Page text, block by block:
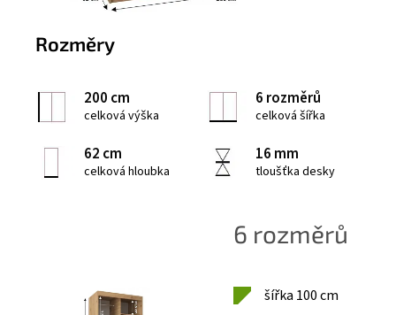
Rozměry
200 cm
celková výška
6 rozměrů
celková šířka
62 cm
celková hloubka
16 mm
tloušťka desky
6 rozměrů
šířka 100 cm